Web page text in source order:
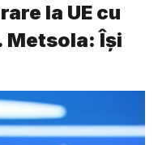
la UE cu
Metsola: Își